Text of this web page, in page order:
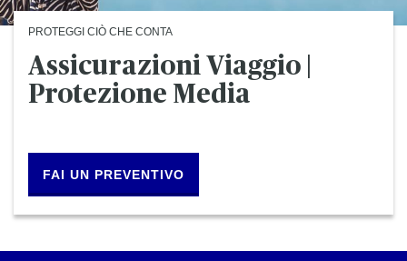
PROTEGGI CIÒ CHE CONTA
Assicurazioni Viaggio |
Protezione Media
FAI UN PREVENTIVO